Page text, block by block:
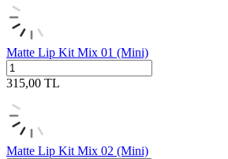
Matte Lip Kit Mix 01 (Mini)
315,00 TL
Matte Lip Kit Mix 02 (Mini)